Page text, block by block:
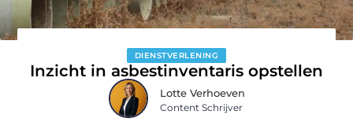
DIENSTVERLENING
Inzicht in asbestinventaris opstellen
Lotte Verhoeven
Content Schrijver